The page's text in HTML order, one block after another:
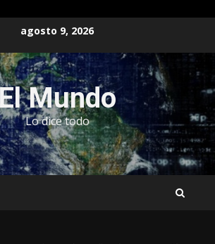
agosto 9, 2026
Mundo
Lo dice todo